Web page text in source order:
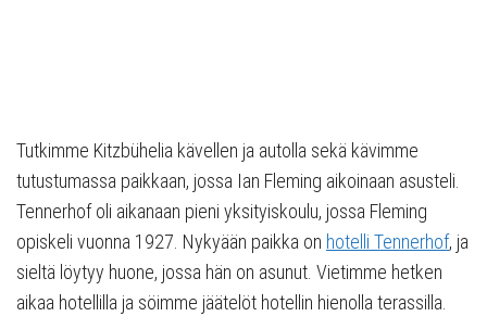
Tutkimme Kitzbühelia kävellen ja autolla sekä kävimme
tutustumassa paikkaan, jossa Ian Fleming aikoinaan asusteli.
Tennerhof oli aikanaan pieni yksityiskoulu, jossa Fleming
opiskeli vuonna 1927. Nykyään paikka on hotelli Tennerhof, ja
sieltä löytyy huone, jossa hän on asunut. Vietimme hetken
aikaa hotellilla ja söimme jäätelöt hotellin hienolla terassilla.